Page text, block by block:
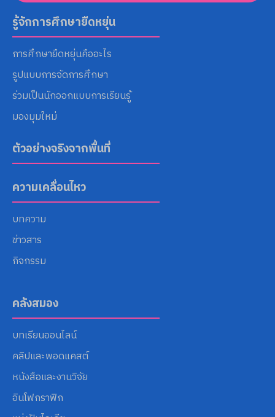
รู้จักการศึกษายืดหยุ่น
การศึกษายืดหยุ่นคืออะไร
รูปแบบการจัดการศึกษา
ร่วมเป็นนักออกแบบการเรียนรู้
มองมุมใหม่
ตัวอย่างจริงจากพื้นที่
ความเคลื่อนไหว
บทความ
ข่าวสาร
กิจกรรม
คลังสมอง
บทเรียนออนไลน์
คลิปและพอดแคสต์
หนังสือและงานวิจัย
อินโฟกราฟิก